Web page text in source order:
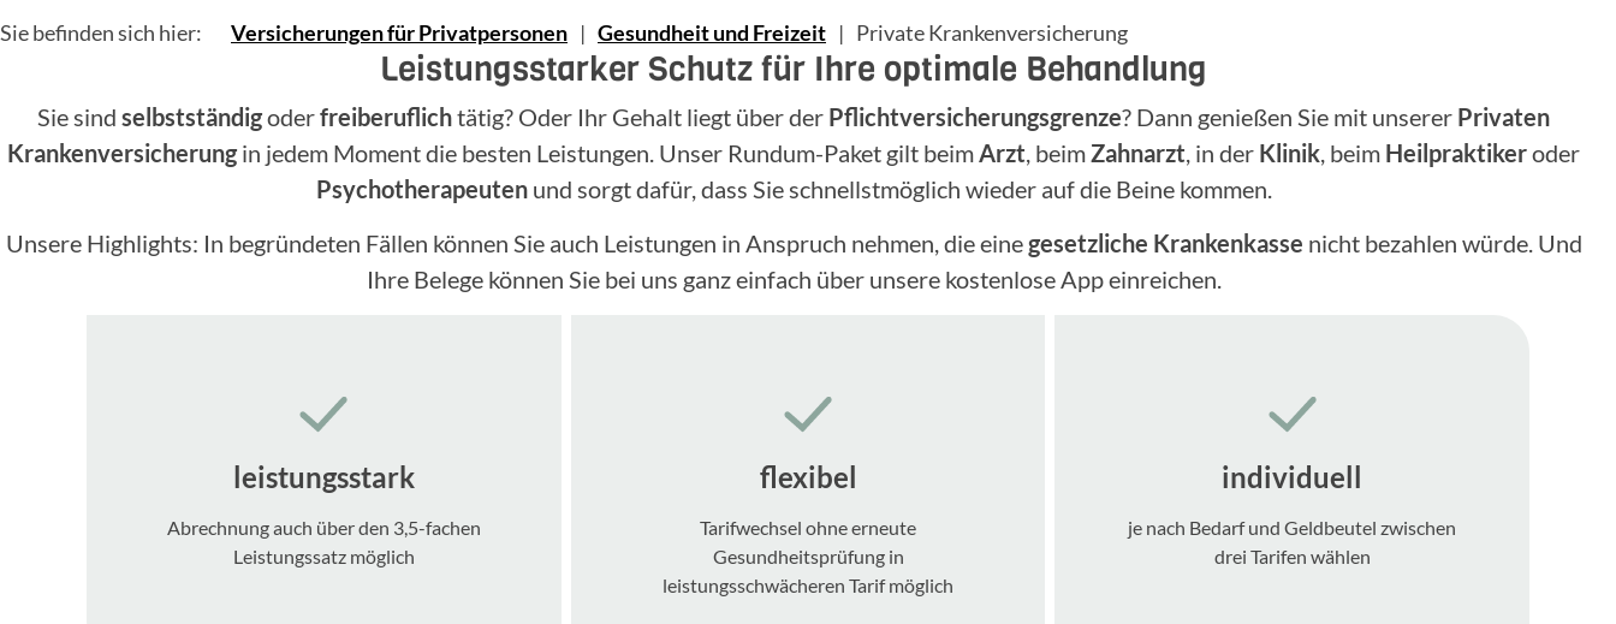
Sie befinden sich hier: Versicherungen für Privatpersonen Gesundheit und Freizeit Private Krankenversicherung
Leistungsstarker Schutz für Ihre optimale Behandlung
Sie sind selbstständigoderfreiberuflichtätig? Oder Ihr Gehalt liegt über der Pflichtversicherungsgrenze? Dann genießen Sie mit unserer Privaten
Krankenversicherungin jedem Moment die besten Leistungen. Unser Rundum-Paket gilt beimArzt, beimZahnarzt, in der Klinik, beim Heilpraktikeroder
Psychotherapeutenund sorgt dafür, dass Sie schnellstmöglich wieder auf die Beine kommen.
Unsere Highlights: In begründeten Fällen können Sie auch Leistungen in Anspruch nehmen, die einegesetzliche Krankenkasse nicht bezahlen würde. Und
Ihre Belege können Sie bei uns ganz einfach über unsere kostenlose App einreichen.
leistungsstark
Abrechnung auch über den 3,5-fachen
Leistungssatz möglich
flexibel
Tarifwechsel ohne erneute
Gesundheitsprüfung in
leistungsschwächeren Tarif möglich
individuell
je nach Bedarf und Geldbeutel zwischen
drei Tarifen wählen